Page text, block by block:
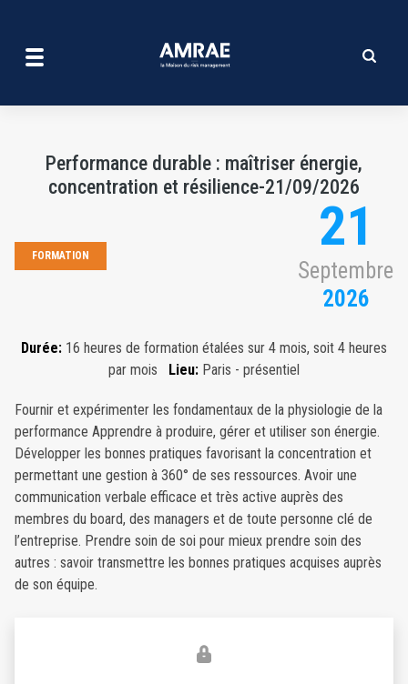
contenu
FORMATION
Performance durable : maîtriser énergie,
concentration et résilience-21/09/2026
21
Septembre
2026
Durée: 16 heures de formation étalées sur 4 mois, soit 4 heures
par mois
Lieu: Paris - présentiel
Fournir et expérimenter les fondamentaux de la physiologie de la
performance Apprendre à produire, gérer et utiliser son énergie.
Développer les bonnes pratiques favorisant la concentration et
permettant une gestion à 360° de ses ressources. Avoir une
communication verbale efficace et très active auprès des
membres du board, des managers et de toute personne clé de
l’entreprise. Prendre soin de soi pour mieux prendre soin des
autres : savoir transmettre les bonnes pratiques acquises auprès
de son équipe.